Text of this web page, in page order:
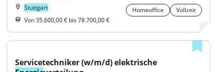
Stuttgart Homeoffice
Vollzeit
Von 35.600,00 € bis 78.700,00 €